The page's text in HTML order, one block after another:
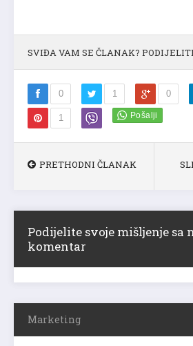
SVIĐA VAM SE ČLANAK?
0 1 0
1
PRETHODNI ČLANAK
Podijelite svoje mišljenje sa
komentar
Marketing